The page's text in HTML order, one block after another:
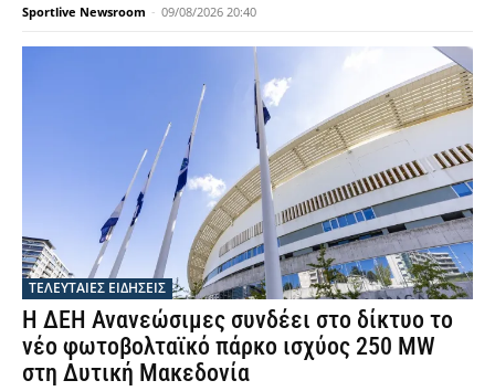
Sportlive Newsroom - 09/08/2026 20:40
ΤΕΛΕΥΤΑΙΕΣ ΕΙΔΗΣΕΙΣ
Η ΔΕΗ Ανανεώσιμες συνδέει στο δίκτυο το
νέο φωτοβολταϊκό πάρκο ισχύος 250 MW
στη Δυτική Μακεδονία